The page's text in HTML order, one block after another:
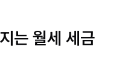
는 월세 세금